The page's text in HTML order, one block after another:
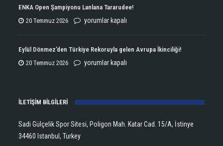
Çifte
Şampiyonluğun
Aldı!
ENKA Open Şampiyonu Lanlana Tararudee!
20 Temmuz 2026
ENKA
Şampiyonu
Lanlana
yorumlar kapalı
Eylül Dönmez’den Türkiye Rekoruyla gelen Avrupa İkinciliği!
20 Temmuz 2026
Eylül
Rekoruyla
Avrupa
yorumlar kapalı
İLETİŞİM BİLGİLERİ
Sadi Gülçelik Spor Sitesi, Poligon Mah. Katar Cad. 15/A, İstinye
34460 Istanbul, Turkey